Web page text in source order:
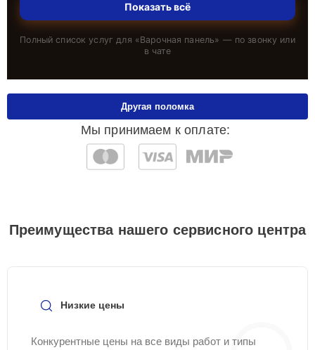
Показать всё
Полный список услуг для «Варочная панель» — по звонку или
в чате
Мы принимаем к оплате:
Другая поломка
Преимущества нашего сервисного центра
Низкие цены
Конкурентные цены на все виды работ и типы